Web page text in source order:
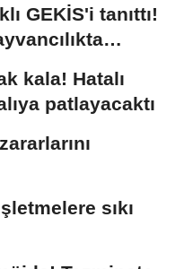
GEKİS'i tanıttı!
kala! Hatalı
patlayacaktı
sıkı